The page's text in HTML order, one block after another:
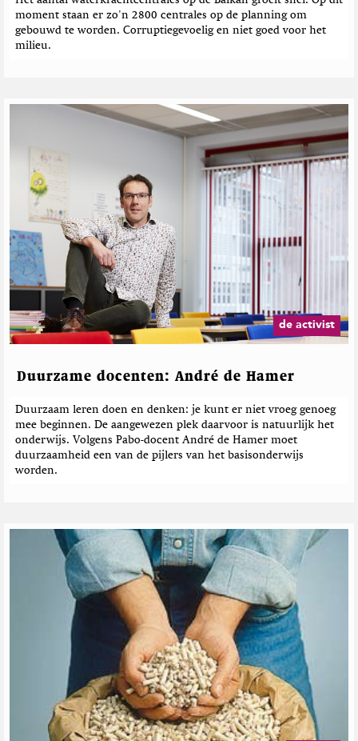
moment staan er zo'n 2800 centrales op de planning om
gebouwd te worden. Corruptiegevoelig en niet goed voor het
milieu.
de activist
Duurzame docenten: André de Hamer
Duurzaam leren doen en denken: je kunt er niet vroeg genoeg
mee beginnen. De aangewezen plek daarvoor is natuurlijk het
onderwijs. Volgens Pabo-docent André de Hamer moet
duurzaamheid een van de pijlers van het basisonderwijs
worden.